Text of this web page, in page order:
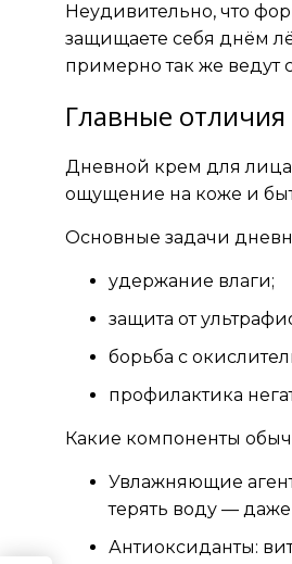
Неудивительно, что
защищаете себя днём
примерно так же ведут
Главные
Дневной крем для
ощущение на коже и
Основные задачи
удержание влаги;
защита от
борьба с
профилактика
Какие компоненты
Увлажняющие
терять воду —
Антиоксиданты: